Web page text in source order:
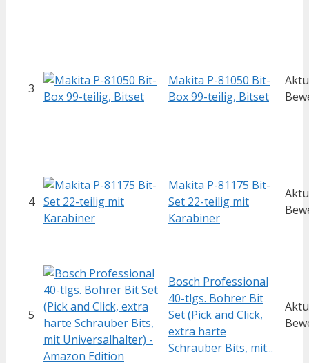
3
Makita P-81050 Bit-
Box 99-teilig, Bitset
4
Makita P-81175 Bit-
Set 22-teilig mit
Karabiner
5
Bosch Professional
40-tlgs. Bohrer Bit
Set (Pick and Click,
extra harte
Schrauber Bits, mit...